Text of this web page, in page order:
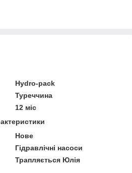
Hydro-pack
Туреччина
12 міс
Нове
Гідравлічні насоси
Трапляється Юлія